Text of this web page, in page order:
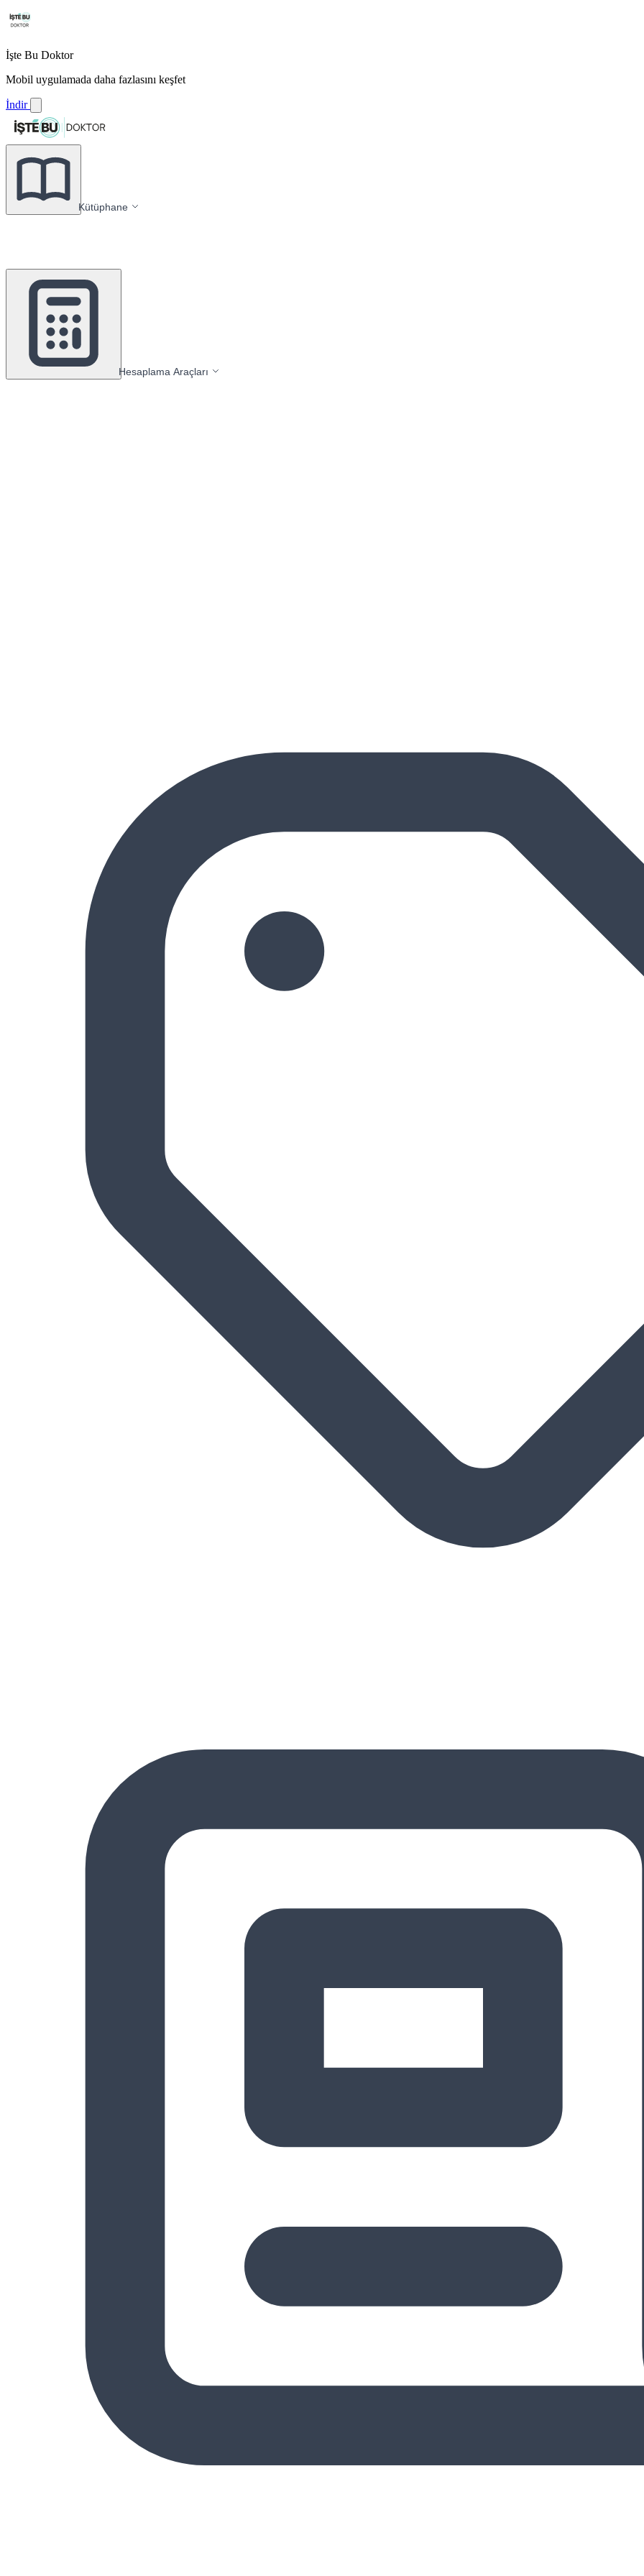
İşte Bu Doktor
Mobil uygulamada daha fazlasını keşfet
İndir
Kütüphane
Hesaplama Araçları